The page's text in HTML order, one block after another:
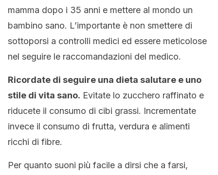
mamma dopo i 35 anni e mettere al mondo un
bambino sano. L’importante è non smettere di
sottoporsi a controlli medici ed essere meticolose
nel seguire le raccomandazioni del medico.
Ricordate di seguire una dieta salutare e uno
stile di vita sano. Evitate lo zucchero raffinato e
riducete il consumo di cibi grassi. Incrementate
invece il consumo di frutta, verdura e alimenti
ricchi di fibre.
Per quanto suoni più facile a dirsi che a farsi,